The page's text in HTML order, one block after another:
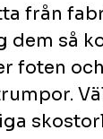
från
dem så
foten